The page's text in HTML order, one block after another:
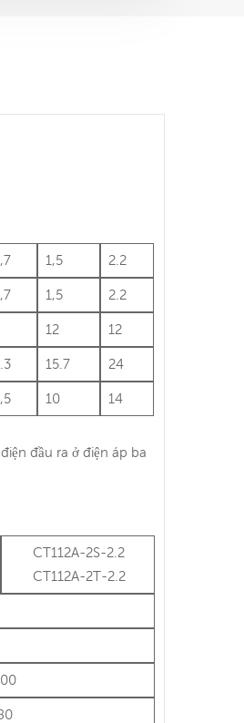
1,5 2.2
1,5 2.2
12 12
15.7 24
10 14
đầu ra ở điện áp ba
CT112A-2S-2.2
CT112A-2T-2.2